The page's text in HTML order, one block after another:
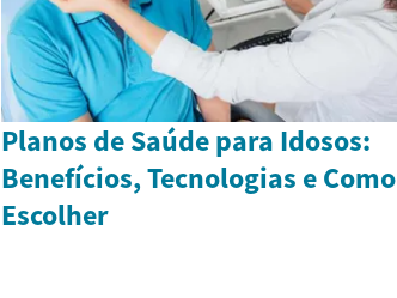
Planos de Saúde para Idosos:
Benefícios, Tecnologias e Como
Escolher